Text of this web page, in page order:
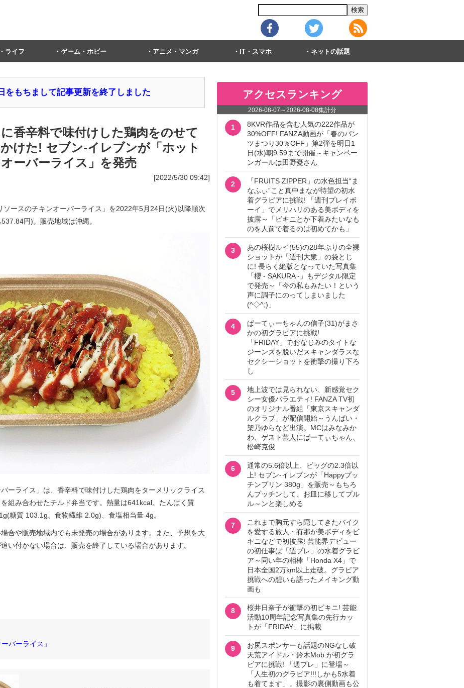
ライフ ゲーム・ホビー アニメ・マンガ IT・スマホ ネットの話題
をもちまして記事更新を終了しました
香辛料で味付けした鶏肉をのせて
けた! セブン‐イレブンが「ホット
ーバーライス」を発売
[2022/5/30 09:42]
ースのチキンオーバーライス」を2022年5月24日(火)以降順次
円)。販売地域は沖縄。
ーライス」は、香辛料で味付けした鶏肉をターメリックライス
組み合わせたチルド弁当です。熱量は641kcal。たんぱく質
糖質 103.1g、食物繊維 2.0g)、食塩相当量 4g。
合や販売地域内でも未発売の場合があります。また、予想を大
い付かない場合は、販売を終了している場合があります。
バーライス」
アクセスランキング
2026-08-07 ～2026-08-08集計分
1
8KVR作品を含む人気の222作品が
30%OFF! FANZA動画が「春のパン
ツまつり30％OFF」第2弾を明日1
日(水)朝9:59まで開催～キャンペー
ンガールは田野憂さん
2
「FRUITS ZIPPER」の水色担当“ま
なふぃ”こと真中まなが待望の初水
着グラビアに挑戦! 「週刊プレイボ
ーイ」でメリハリのある美ボディを
披露～「ビキニとか下着みたいなも
のを人前で着るのは初めてかも」
3
あの桜樹ルイ(55)の28年ぶりの全裸
ショットが「週刊大衆」の袋とじ
に! 長らく絶版となっていた写真集
「櫻 - SAKURA -」もデジタル限定
で発売～「今の私もみたい！という
声に調子にのってしまいました
(^◇^;)」
4
ぱーてぃーちゃんの信子(31)がまさ
かの初グラビアに挑戦!
「FRIDAY」でおなじみのタイトな
ジーンズを脱いだスキャンダラスな
セクシーショットを衝撃の撮り下ろ
し
5
地上波では見られない、新感覚セク
シー女優バラエティ! FANZA TV初
のオリジナル番組「東京スキャンダ
ルクラブ」が配信開始～うんぱい・
架乃ゆらなど出演。MCはみなみか
わ、ゲスト芸人にぱーてぃちゃん、
松崎克俊
6
通常の5.6倍以上、ビッグの2.3倍以
上! セブン‐イレブンが「Happyプッ
チンプリン 380g」を販売～もちろ
んプッチンして、お皿に移してプル
ル～ンと楽しめる
7
これまで胸元すら隠してきたバイク
を愛する旅人・有那が美ボディをビ
キニなどで初披露! 芸能界デビュー
の初仕事は「週プレ」の水着グラビ
ア～同い年の相棒「Honda X4」で
日本全国2万km以上走破。グラビア
挑戦への想いも語ったメイキング動
画も
8
桜井日奈子が衝撃の初ビキニ! 芸能
活動10周年記念写真集の先行カッ
トが「FRIDAY」に掲載
9
お尻スポンサーも話題のNGなし破
天荒アイドル・鈴木Mob.が初グラ
ビアに挑戦! 「週プレ」に登場～
「人生初のグラビア!!!しかも5水着
も着てます」。撮影の裏側動画も公